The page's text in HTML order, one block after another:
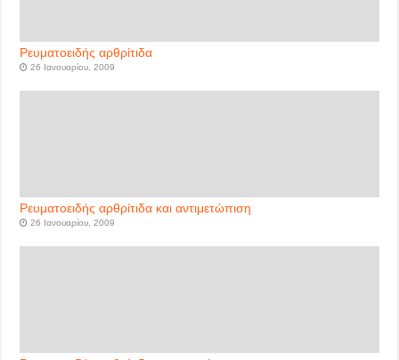
Ρευματοειδής αρθρίτιδα
26 Ιανουαρίου, 2009
Ρευματοειδής αρθρίτιδα και αντιμετώπιση
26 Ιανουαρίου, 2009